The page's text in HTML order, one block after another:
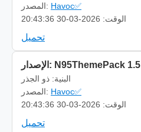
المصدر: Havoc✅
الوقت: 2026-03-30 20:43:36
تحميل
الإصدار: N95ThemePack 1.5
البنية: ذو الجذر
المصدر: Havoc✅
الوقت: 2026-03-30 20:43:36
تحميل